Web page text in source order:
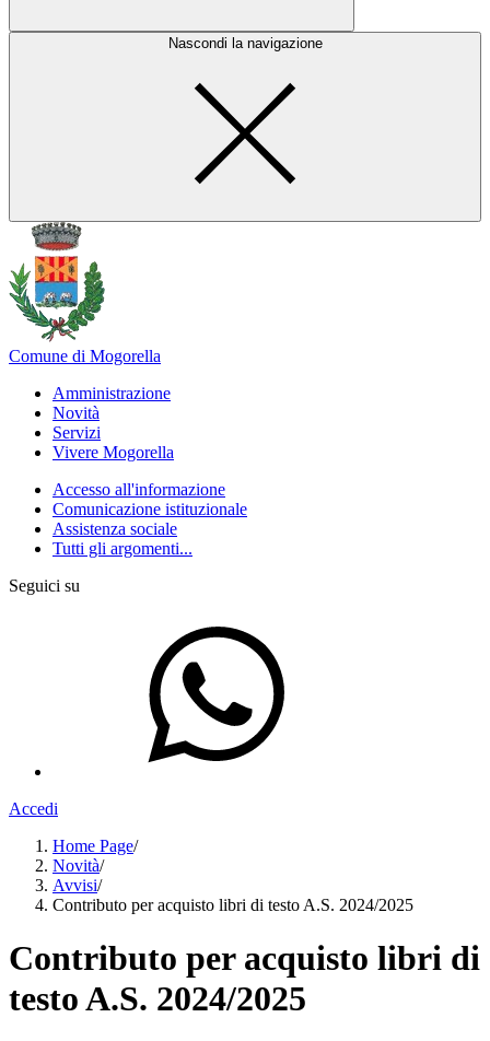
Nascondi la navigazione
Comune di Mogorella
Amministrazione
Novità
Servizi
Vivere Mogorella
Accesso all'informazione
Comunicazione istituzionale
Assistenza sociale
Tutti gli argomenti...
Seguici su
Accedi
Home Page/
Novità/
Avvisi/
Contributo per acquisto libri di testo A.S. 2024/2025
Contributo per acquisto libri di
testo A.S. 2024/2025